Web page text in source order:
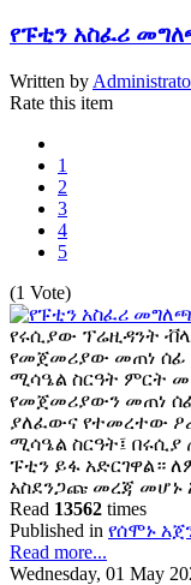
የፑቲን አስፈሪ
Written by
Rate this item
1
2
3
4
5
(1 Vote)
የሩሲያው ፕሬዚዳንት
የመጀመሪያው መጠነ ሰፊ
ሚሳዔል ስርዓት ምርት
የመጀመሪያውን መጠነ
ያለፈውና የተመረተው
ሚሳዔል ስርዓት፤ በሩሲያ
ፑቲን ይፋ አድርገዋል።
አስደንጋጩ መረጃ
Read 13562 times
Published in የሰሞኑ
Read more...
Wednesday, 01 May